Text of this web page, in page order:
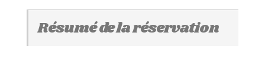
Résumé de la réservation